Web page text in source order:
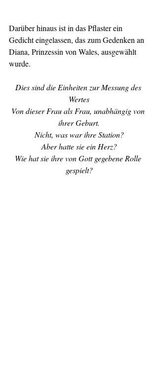
Darüber hinaus ist in das Pflaster ein
Gedicht eingelassen, das zum Gedenken an
Diana, Prinzessin von Wales, ausgewählt
wurde.
Dies sind die Einheiten zur Messung des
Wertes
Von dieser Frau als Frau, unabhängig von
ihrer Geburt.
Nicht, was war ihre Station?
Aber hatte sie ein Herz?
Wie hat sie ihre von Gott gegebene Rolle
gespielt?